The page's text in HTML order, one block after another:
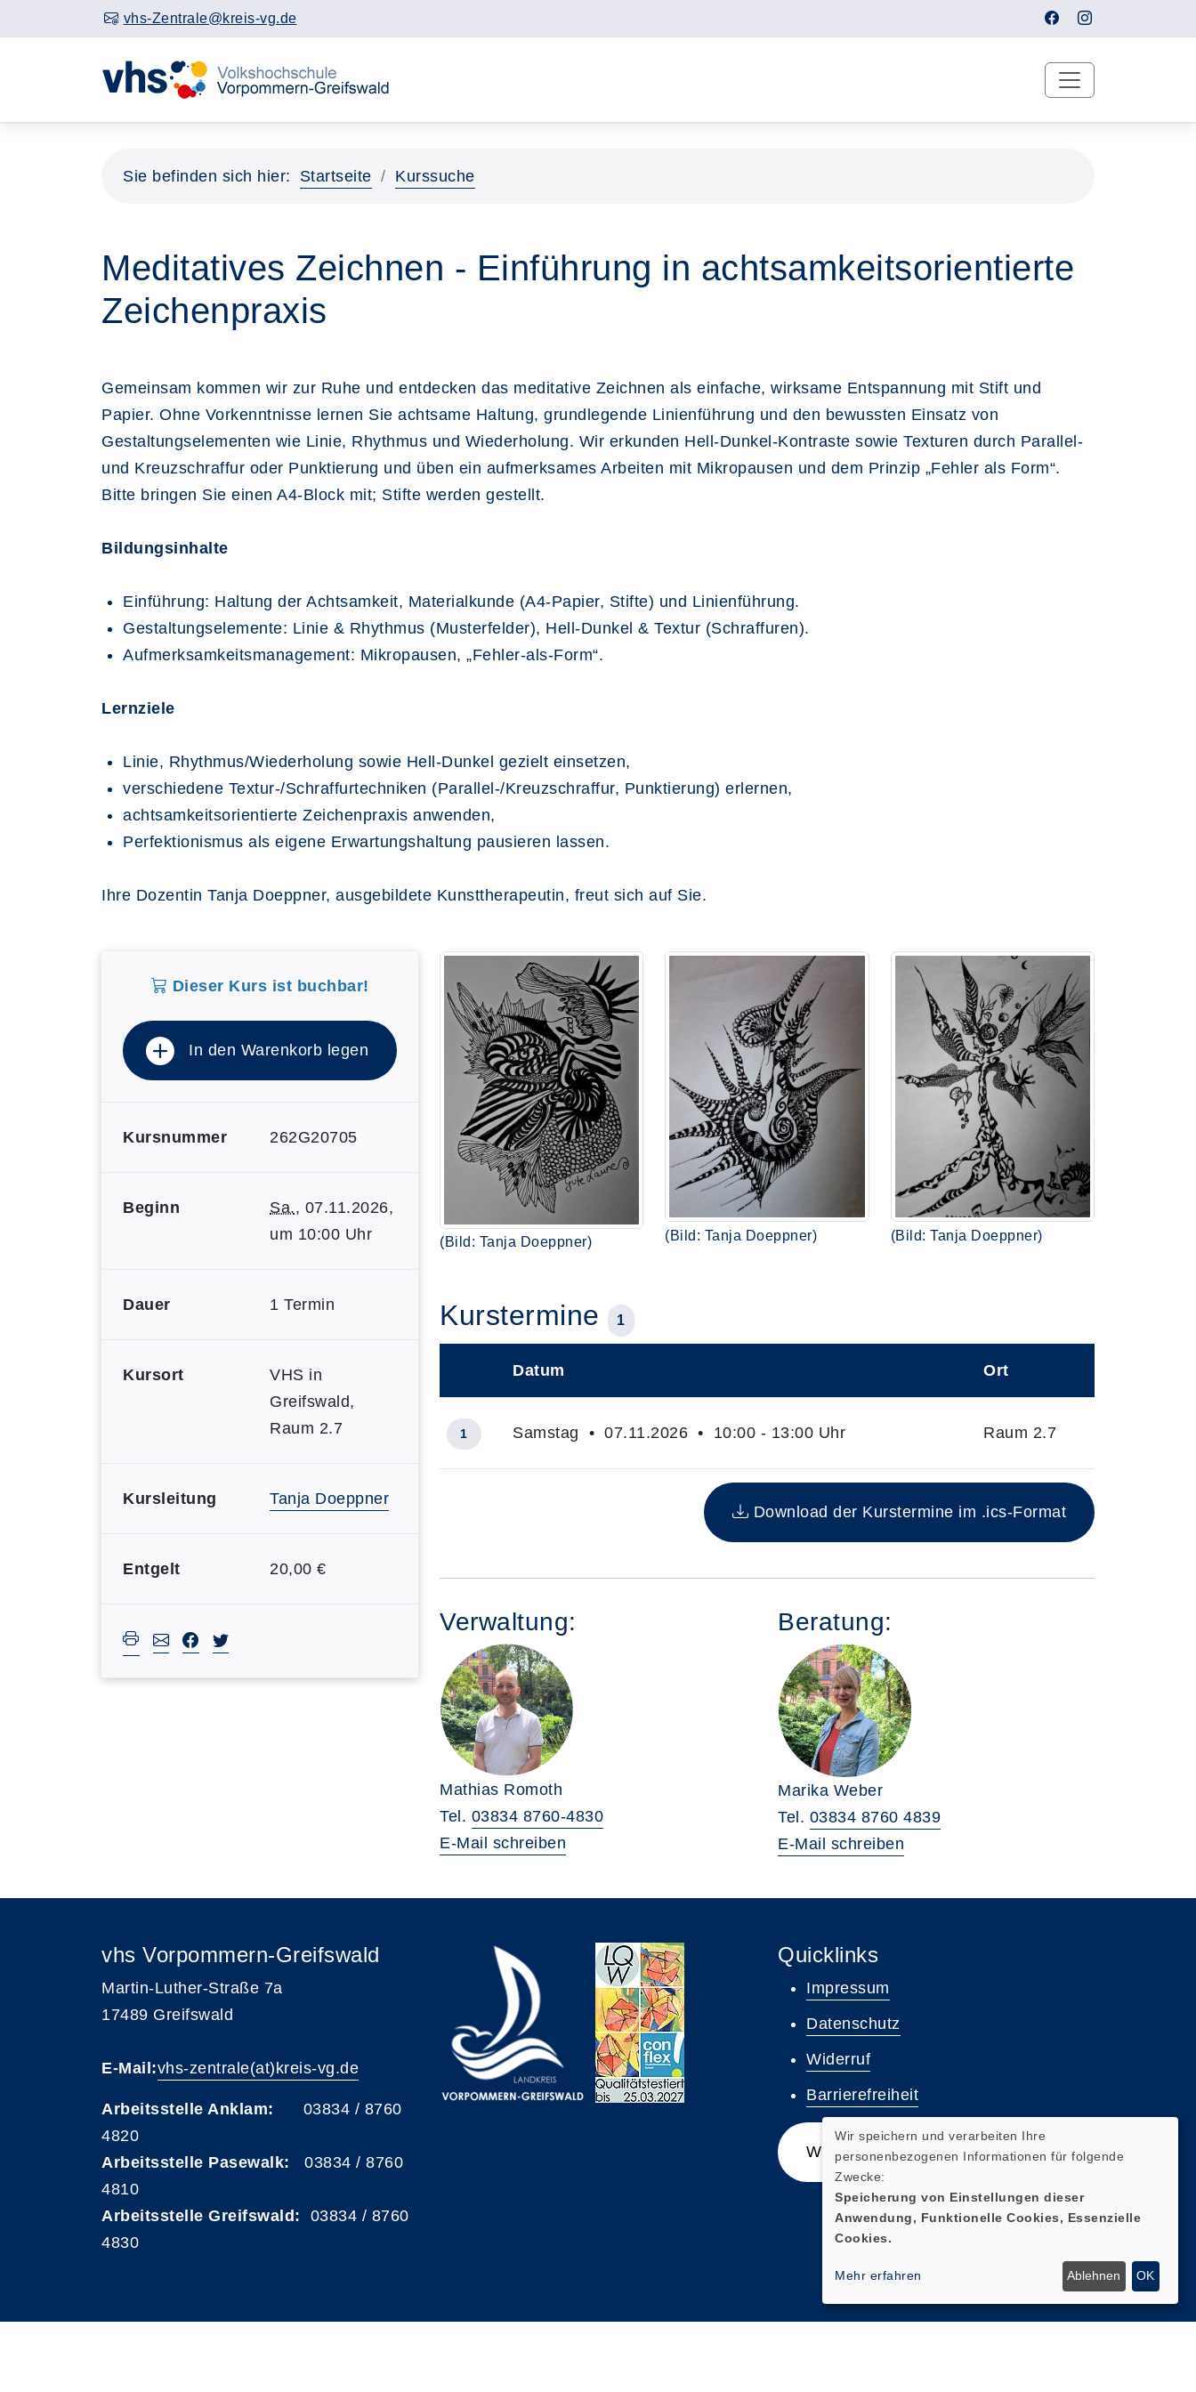
vhs-Zentrale@kreis-vg.de
Sie befinden sich hier: Startseite Kurssuche
Meditatives Zeichnen - Einführung in achtsamkeitsorientierte
Zeichenpraxis
Gemeinsam kommen wir zur Ruhe und entdecken das meditative Zeichnen als einfache, wirksame Entspannung mit Stift und
Papier. Ohne Vorkenntnisse lernen Sie achtsame Haltung, grundlegende Linienführung und den bewussten Einsatz von
Gestaltungselementen wie Linie, Rhythmus und Wiederholung. Wir erkunden Hell-Dunkel-Kontraste sowie Texturen durch Parallel-
und Kreuzschraffur oder Punktierung und üben ein aufmerksames Arbeiten mit Mikropausen und dem Prinzip „Fehler als Form“.
Bitte bringen Sie einen A4-Block mit; Stifte werden gestellt.
Bildungsinhalte
Einführung: Haltung der Achtsamkeit, Materialkunde (A4-Papier, Stifte) und Linienführung.
Gestaltungselemente: Linie & Rhythmus (Musterfelder), Hell-Dunkel & Textur (Schraffuren).
Aufmerksamkeitsmanagement: Mikropausen, „Fehler-als-Form“.
Lernziele
Linie, Rhythmus/Wiederholung sowie Hell-Dunkel gezielt einsetzen,
verschiedene Textur-/Schraffurtechniken (Parallel-/Kreuzschraffur, Punktierung) erlernen,
achtsamkeitsorientierte Zeichenpraxis anwenden,
Perfektionismus als eigene Erwartungshaltung pausieren lassen.
Ihre Dozentin Tanja Doeppner, ausgebildete Kunsttherapeutin, freut sich auf Sie.
Dieser Kurs ist buchbar!
In den Warenkorb legen
Kursnummer 262G20705
Beginn Sa., 07.11.2026,
um 10:00 Uhr
Dauer 1 Termin
Kursort
VHS in
Greifswald,
Raum 2.7
Kursleitung Tanja Doeppner
Entgelt 20,00 €
(Bild: Tanja Doeppner) (Bild: Tanja Doeppner) (Bild: Tanja Doeppner)
Kurstermine 1
Insgesamt gibt es 1 Termine zum diesen Kurs
Datum Ort
1 Samstag • 07.11.2026 • 10:00 - 13:00 Uhr Raum 2.7
Download der Kurstermine im .ics-Format
Verwaltung:
Mathias Romoth
Tel. 03834 8760-4830
E-Mail schreiben
Beratung:
Marika Weber
Tel. 03834 8760 4839
E-Mail schreiben
vhs Vorpommern-Greifswald
Martin-Luther-Straße 7a
17489 Greifswald
E-Mail:vhs-zentrale(at)kreis-vg.de
Arbeitsstelle Anklam: 03834 / 8760
4820
Arbeitsstelle Pasewalk: 03834 / 8760
4810
Arbeitsstelle Greifswald: 03834 / 8760
4830
Quicklinks
Impressum
Datenschutz
Widerruf
Barrierefreiheit
Widerrufsformular
Wir speichern und verarbeiten Ihre
personenbezogenen Informationen für folgende
Zwecke:
Speicherung von Einstellungen dieser
Anwendung, Funktionelle Cookies, Essenzielle
Cookies.
Mehr erfahren Ablehnen OK